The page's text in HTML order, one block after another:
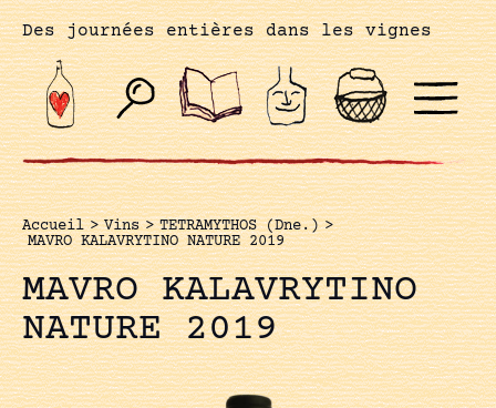
Des journées entières dans les vignes
Accueil > Vins > TETRAMYTHOS (Dne.) >
MAVRO KALAVRYTINO NATURE 2019
MAVRO KALAVRYTINO
NATURE 2019